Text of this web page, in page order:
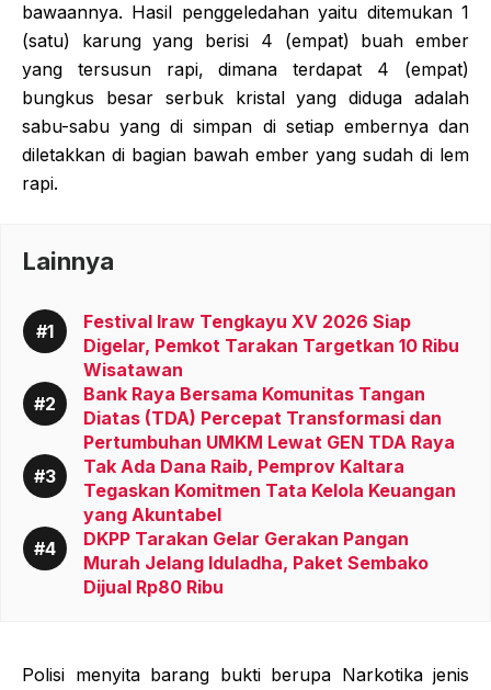
bawaannya. Hasil penggeledahan yaitu ditemukan 1
(satu) karung yang berisi 4 (empat) buah ember
yang tersusun rapi, dimana terdapat 4 (empat)
bungkus besar serbuk kristal yang diduga adalah
sabu-sabu yang di simpan di setiap embernya dan
diletakkan di bagian bawah ember yang sudah di lem
rapi.
Lainnya
Festival Iraw Tengkayu XV 2026 Siap
Digelar, Pemkot Tarakan Targetkan 10 Ribu
Wisatawan
Bank Raya Bersama Komunitas Tangan
Diatas (TDA) Percepat Transformasi dan
Pertumbuhan UMKM Lewat GEN TDA Raya
Tak Ada Dana Raib, Pemprov Kaltara
Tegaskan Komitmen Tata Kelola Keuangan
yang Akuntabel
DKPP Tarakan Gelar Gerakan Pangan
Murah Jelang Iduladha, Paket Sembako
Dijual Rp80 Ribu
Polisi menyita barang bukti berupa Narkotika jenis